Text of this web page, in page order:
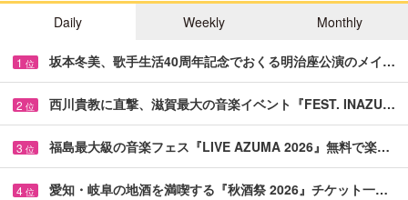
Daily
Weekly Monthly
1 位 坂本冬美、歌手生活40周年記念でおくる明治座公演のメイ…
2 位 西川貴教に直撃、滋賀最大の音楽イベント『FEST. INAZU…
3 位 福島最大級の音楽フェス『LIVE AZUMA 2026』無料で楽…
4 位 愛知・岐阜の地酒を満喫する『秋酒祭 2026』チケット一…